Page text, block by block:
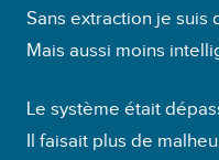
Sans extraction je suis
Mais aussi moins
Le système était
Il faisait plus de